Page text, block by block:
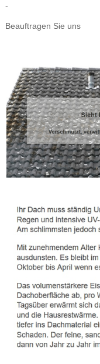
-
Beauftragen Sie uns